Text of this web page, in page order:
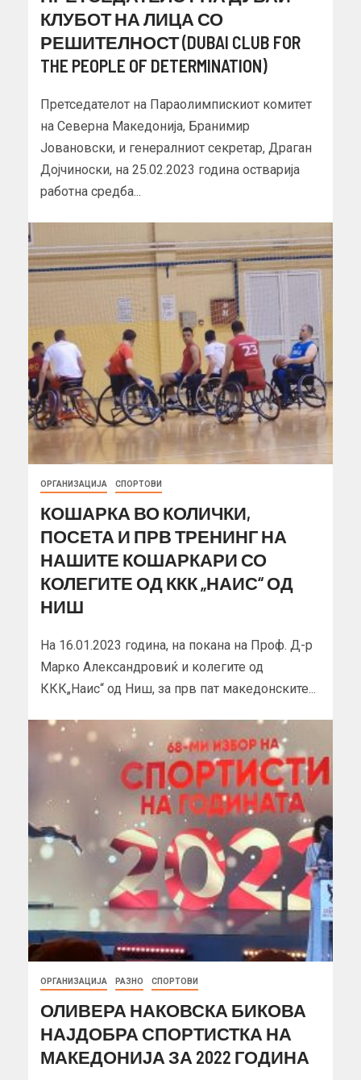
КЛУБОТ НА ЛИЦА СО
РЕШИТЕЛНОСТ (DUBAI CLUB FOR
THE PEOPLE OF DETERMINATION)
Претседателот на Параолимпискиот комитет
на Северна Македонија, Бранимир
Јовановски, и генералниот секретар, Драган
Дојчиноски, на 25.02.2023 година остварија
работна средба...
ОРГАНИЗАЦИЈА СПОРТОВИ
КОШАРКА ВО КОЛИЧКИ,
ПОСЕТА И ПРВ ТРЕНИНГ НА
НАШИТЕ КОШАРКАРИ СО
КОЛЕГИТЕ ОД ККК „НАИС“ ОД
НИШ
На 16.01.2023 година, на покана на Проф. Д-р
Марко Александровиќ и колегите од
ККК„Наис“ од Ниш, за прв пат македонските...
ОРГАНИЗАЦИЈА РАЗНО СПОРТОВИ
ОЛИВЕРА НАКОВСКА БИКОВА
НАЈДОБРА СПОРТИСТКА НА
МАКЕДОНИЈА ЗА 2022 ГОДИНА